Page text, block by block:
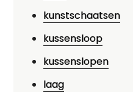
kunstschaatsen
kussensloop
kussenslopen
laag